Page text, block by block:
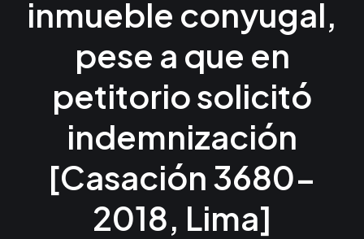
inmueble conyugal,
pese a que en
petitorio solicitó
indemnización
[Casación 3680-
2018, Lima]